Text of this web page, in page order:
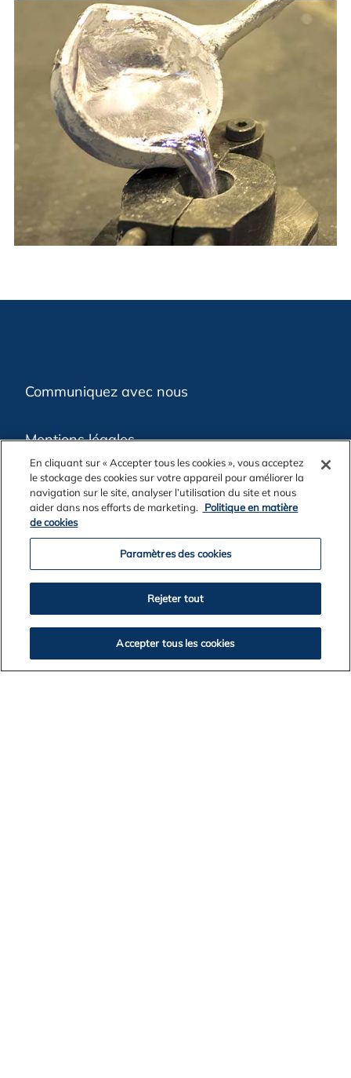
Communiquez avec nous
Mentions légales
Confidentialité
Politique en matière de cookies
Accessibilité
Fondation Alcoa
En cliquant sur « Accepter tous les cookies », vous acceptez
le stockage des cookies sur votre appareil pour améliorer la
navigation sur le site, analyser l’utilisation du site et nous
aider dans nos efforts de marketing.
Politique en matière
de cookies
Paramètres des cookies
Rejeter tout
Accepter tous les cookies